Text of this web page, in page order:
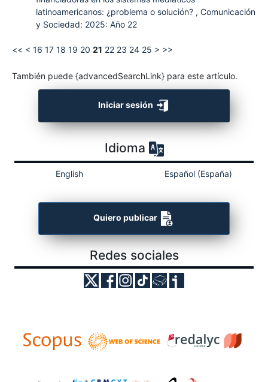
latinoamericanos: ¿problema o solución? , Comunicación
y Sociedad: 2025: Año 22
<< < 16 17 18 19 20 21 22 23 24 25 > >>
También puede {advancedSearchLink} para este artículo.
Iniciar sesión
Idioma
English Español (España)
Quiero publicar
Redes sociales